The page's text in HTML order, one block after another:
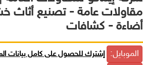
مقاولات عامة - تصنيع أثاث
أضاءة - كشافات
الموبايل: إشترك للحصول على كامل بيانات